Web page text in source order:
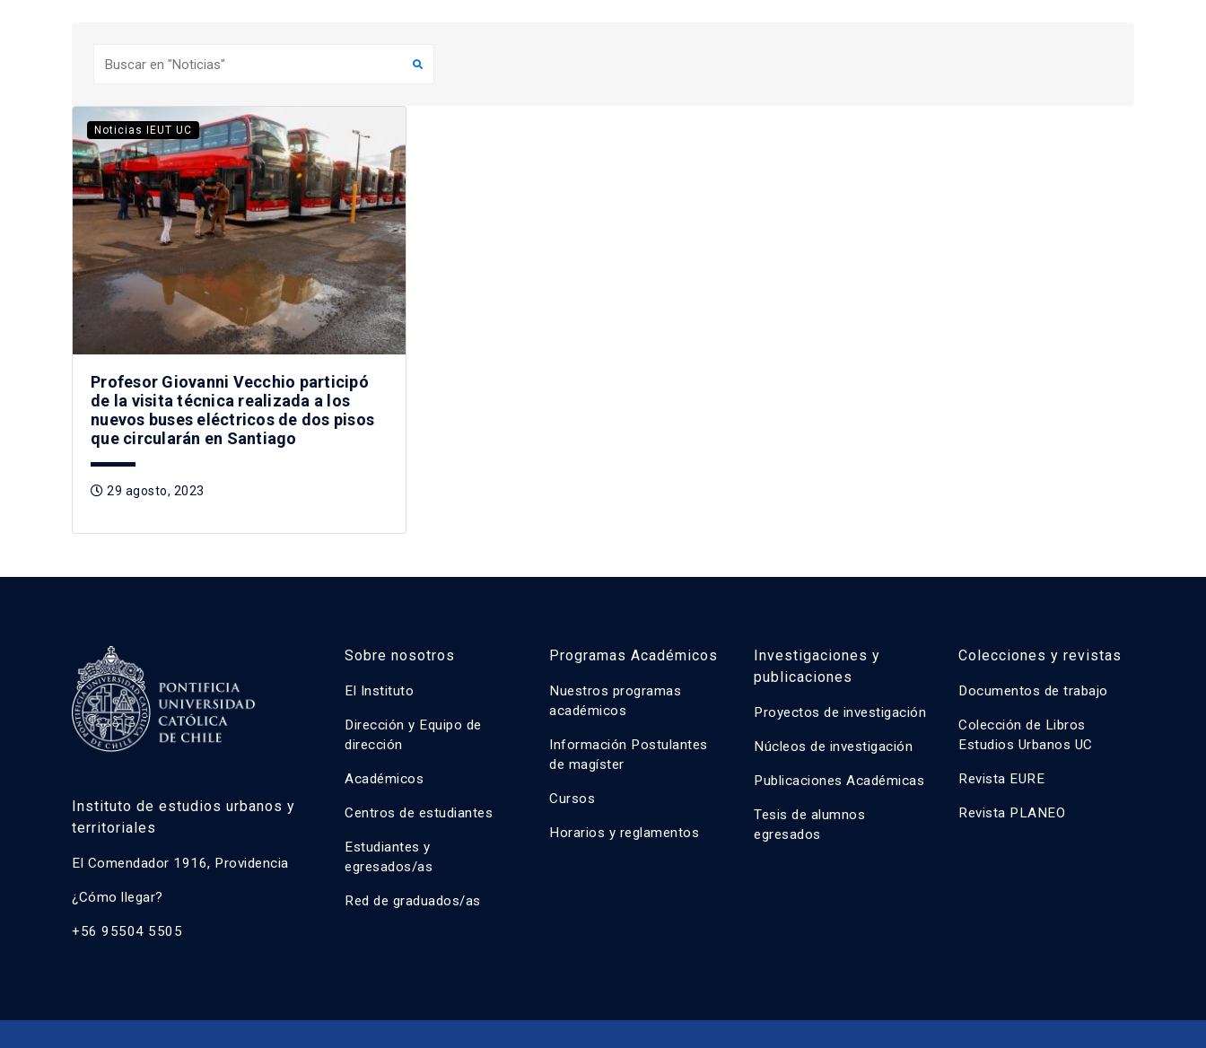
Noticias IEUT UC
Profesor Giovanni Vecchio participó
de la visita técnica realizada a los
nuevos buses eléctricos de dos pisos
que circularán en Santiago
29 agosto, 2023
Instituto de estudios urbanos y
territoriales
El Comendador 1916, Providencia
¿Cómo llegar?
+56 95504 5505
Sobre nosotros
El Instituto
Dirección y Equipo de
dirección
Académicos
Centros de estudiantes
Estudiantes y
egresados/as
Red de graduados/as
Programas Académicos
Nuestros programas
académicos
Información Postulantes
de magíster
Cursos
Horarios y reglamentos
Investigaciones y
publicaciones
Proyectos de investigación
Núcleos de investigación
Publicaciones Académicas
Tesis de alumnos
egresados
Colecciones y revistas
Documentos de trabajo
Colección de Libros
Estudios Urbanos UC
Revista EURE
Revista PLANEO